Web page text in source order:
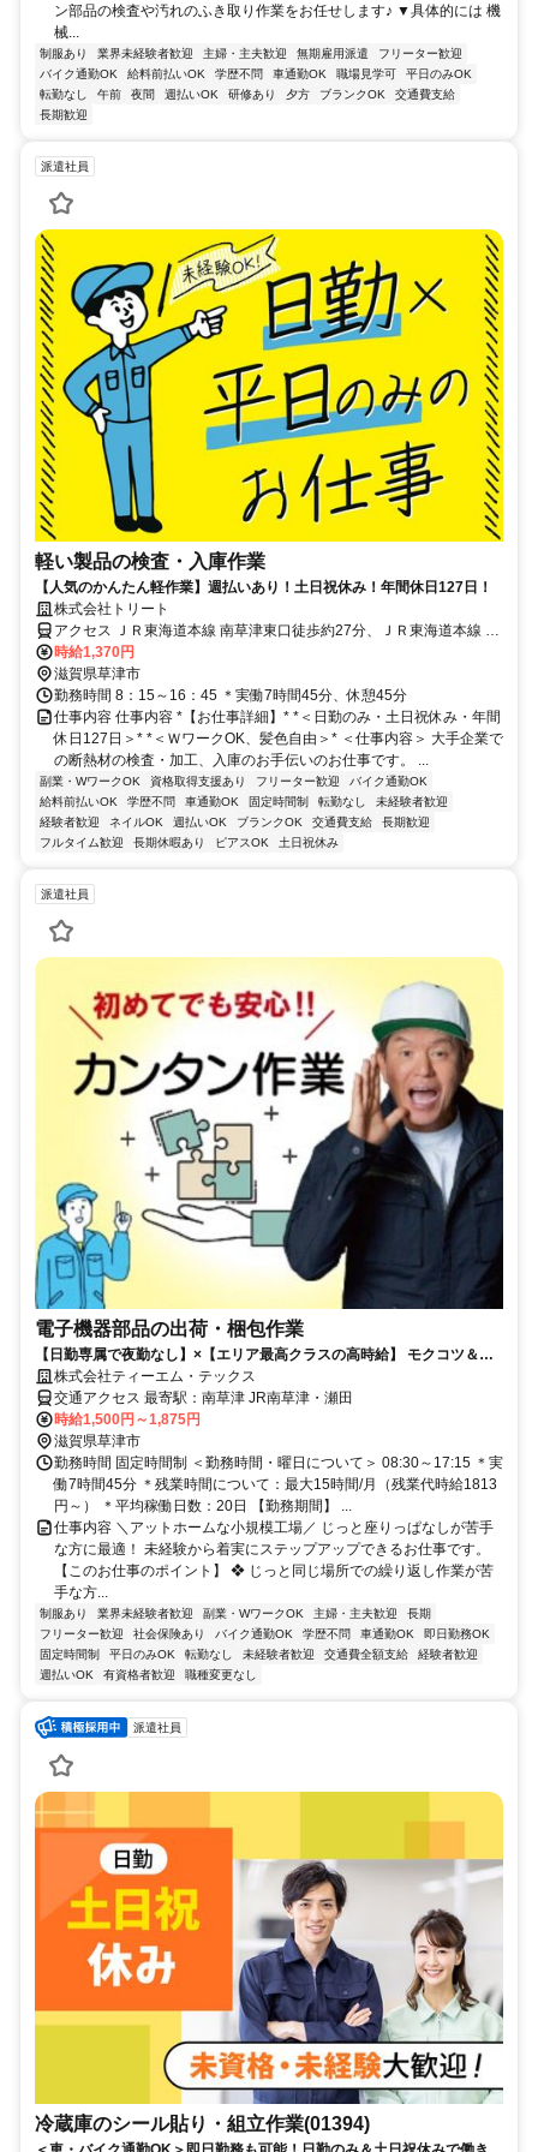
ン部品の検査や汚れのふき取り作業をお任せします♪ ▼具体的には 機
械...
制服あり 業界未経験者歓迎 主婦・主夫歓迎 無期雇用派遣
フリーター歓迎
バイク通勤OK
給料前払いOK 学歴不問 車通勤OK 職場見学可
平日のみOK
転勤なし
午前 夜間 週払いOK 研修あり 夕方 ブランクOK
交通費支給
長期歓迎
派遣社員
軽い製品の検査・入庫作業
【人気のかんたん軽作業】週払いあり！土日祝休み！年間休日127日！
株式会社トリート
アクセス ＪＲ東海道本線 南草津東口徒歩約27分、ＪＲ東海道本線 瀬
田（滋賀県）南口徒歩約49分、ＪＲ東海道本線 草津（滋賀県）東口
徒歩約53分 ＜車・バイク・自転車通勤OK＞・JR琵琶湖線「南草津
駅」から自転車で5分・JR琵琶湖線「瀬田駅」から車で9分・JR琵琶
湖線「草津駅」から車で12分※無料の駐車場・駐輪場あり
時給1,370円
滋賀県草津市
勤務時間 8：15～16：45 ＊実働7時間45分、休憩45分
仕事内容 仕事内容 *【お仕事詳細】* *＜日勤のみ・土日祝休み・年間
休日127日＞* *＜ＷワークOK、髪色自由＞* ＜仕事内容＞ 大手企業で
の断熱材の検査・加工、入庫のお手伝いのお仕事です。 ...
副業・WワークOK 資格取得支援あり フリーター歓迎
バイク通勤OK
給料前払いOK
学歴不問 車通勤OK 固定時間制 転勤なし
未経験者歓迎
経験者歓迎
ネイルOK 週払いOK ブランクOK 交通費支給
長期歓迎
フルタイム歓迎
長期休暇あり ピアスOK 土日祝休み
派遣社員
電子機器部品の出荷・梱包作業
【日勤専属で夜勤なし】×【エリア最高クラスの高時給】 モクコツ＆テ
キパキ派必見！おだやか環境で稼ぎましょう☆
株式会社ティーエム・テックス
交通アクセス 最寄駅：南草津 JR南草津・瀬田
時給1,500円～1,875円
滋賀県草津市
勤務時間 固定時間制 ＜勤務時間・曜日について＞ 08:30～17:15 ＊実
働7時間45分 ＊残業時間について：最大15時間/月（残業代時給1813
円～） ＊平均稼働日数：20日 【勤務期間】 ...
仕事内容 ＼アットホームな小規模工場／ じっと座りっぱなしが苦手
な方に最適！ 未経験から着実にステップアップできるお仕事です。
【このお仕事のポイント】 ❖ じっと同じ場所での繰り返し作業が苦
手な方...
制服あり 業界未経験者歓迎 副業・WワークOK 主婦・主夫歓迎
長期
フリーター歓迎
社会保険あり バイク通勤OK 学歴不問 車通勤OK
即日勤務OK
固定時間制
平日のみOK 転勤なし 未経験者歓迎 交通費全額支給
経験者歓迎
週払いOK
有資格者歓迎 職種変更なし
派遣社員
冷蔵庫のシール貼り・組立作業(01394)